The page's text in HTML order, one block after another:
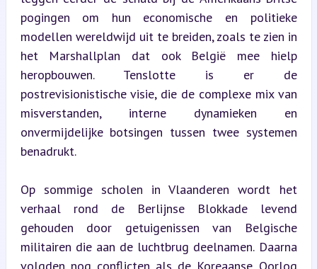
pogingen om hun economische en politieke
modellen wereldwijd uit te breiden, zoals te zien in
het Marshallplan dat ook België mee hielp
heropbouwen. Tenslotte is er de
postrevisionistische visie, die de complexe mix van
misverstanden, interne dynamieken en
onvermijdelijke botsingen tussen twee systemen
benadrukt.
Op sommige scholen in Vlaanderen wordt het
verhaal rond de Berlijnse Blokkade levend
gehouden door getuigenissen van Belgische
militairen die aan de luchtbrug deelnamen. Daarna